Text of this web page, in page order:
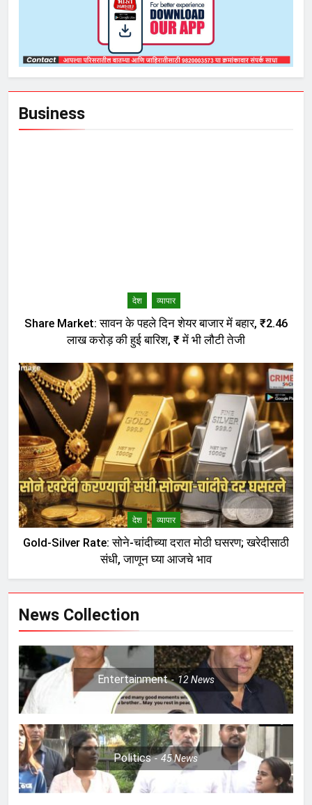
Business
देश व्यापार
Share Market: सावन के पहले दिन शेयर बाजार में बहार, ₹2.46
लाख करोड़ की हुई बारिश, ₹ में भी लौटी तेजी
देश व्यापार
Gold-Silver Rate: सोने-चांदीच्या दरात मोठी घसरण; खरेदीसाठी
संधी, जाणून घ्या आजचे भाव
News Collection
Entertainment 12News
Politics 45News